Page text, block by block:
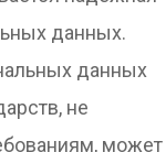
данных.
данных
не
может